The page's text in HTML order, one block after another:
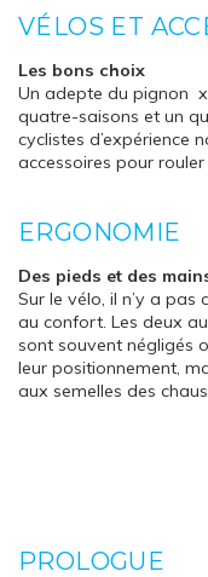
VÉLOS ET
Les bons choix
Un adepte du pignon
quatre-saisons et un
cyclistes d’expérience
accessoires pour rouler
ERGONOMIE
Des pieds et des
Sur le vélo, il n’y a
au confort. Les deux
sont souvent négligés
leur positionnement,
aux semelles des
PROLOGUE